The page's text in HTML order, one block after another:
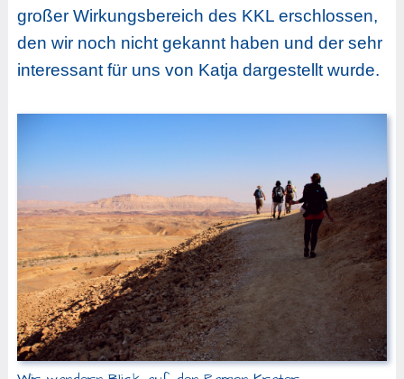
großer Wirkungsbereich des KKL erschlossen,
den wir noch nicht gekannt haben und der sehr
interessant für uns von Katja dargestellt wurde.